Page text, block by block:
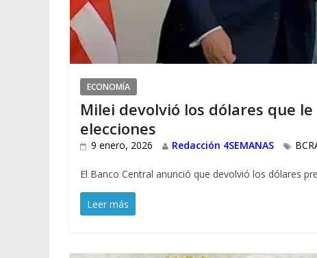
ECONOMÍA
Milei devolvió los dólares que
elecciones
9 enero, 2026 Redacción 4SEMANAS
El Banco Central anunció que devolvió los dólares
Leer más